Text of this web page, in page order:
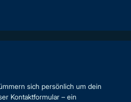
sich persönlich um dein
Kontaktformular – ein